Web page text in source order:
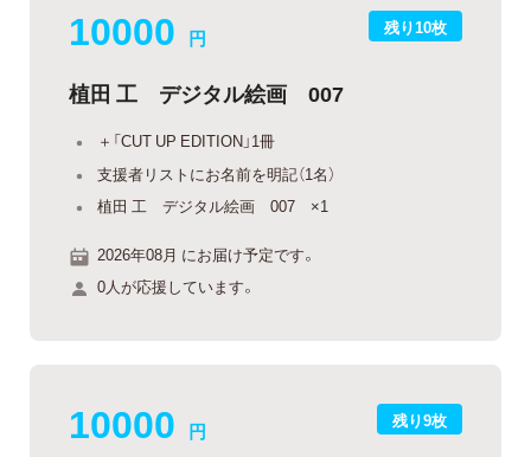
残り10枚
10000 円
植田 工 デジタル絵画 007
＋「CUT UP EDITION」1冊
支援者リストにお名前を明記（1名）
植田 工 デジタル絵画 007 ×1
2026年08月 にお届け予定です。
0人が応援しています。
残り9枚
10000 円